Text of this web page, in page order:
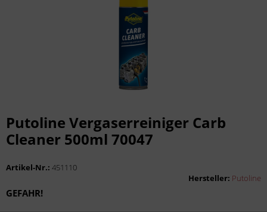
Putoline Vergaserreiniger Carb
Cleaner 500ml 70047
Artikel-Nr.: 451110
Hersteller: Putoline
GEFAHR!